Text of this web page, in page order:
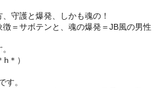
守護と爆発、しかも魂の！
＝サボテンと、魂の爆発＝JB風の男性
＊）
す。